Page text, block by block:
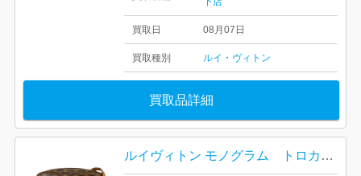
買取日 08月07日
買取種別 ルイ・ヴィトン
買取品詳細
ルイヴィトン モノグラム トロカデロ27 M51274